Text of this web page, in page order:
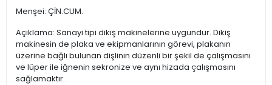
Menşei: ÇİN.CUM.
Açıklama: Sanayi tipi dikiş makinelerine uygundur. Dikiş
makinesin de plaka ve ekipmanlarının görevi, plakanın
üzerine bağlı bulunan dişlinin düzenli bir şekil de çalışmasını
ve lüper ile iğnenin sekronize ve aynı hizada çalışmasını
sağlamaktır.